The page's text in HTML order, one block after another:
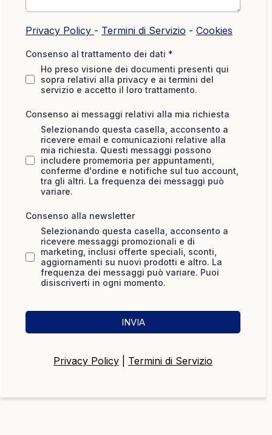
Privacy Policy - Termini di Servizio - Cookies
Consenso al trattamento dei dati *
Ho preso visione dei documenti presenti qui
sopra relativi alla privacy e ai termini del
servizio e accetto il loro trattamento.
Consenso ai messaggi relativi alla mia richiesta
Selezionando questa casella, acconsento a
ricevere email e comunicazioni relative alla
mia richiesta. Questi messaggi possono
includere promemoria per appuntamenti,
conferme d'ordine e notifiche sul tuo account,
tra gli altri. La frequenza dei messaggi può
variare.
Consenso alla newsletter
Selezionando questa casella, acconsento a
ricevere messaggi promozionali e di
marketing, inclusi offerte speciali, sconti,
aggiornamenti su nuovi prodotti e altro. La
frequenza dei messaggi può variare. Puoi
disiscriverti in ogni momento.
INVIA
Privacy Policy Termini di Servizio